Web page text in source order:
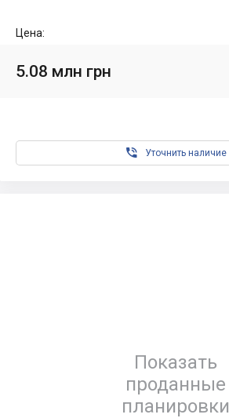
Цена:
5.08 млн грн
 Уточнить наличие
Показать
проданные
планировки